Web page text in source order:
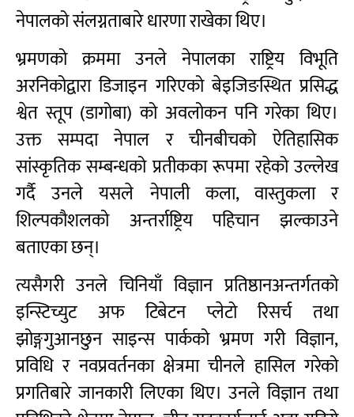
नेपालको संलग्नताबारे धारणा राखेका थिए।
भ्रमणको क्रममा उनले नेपालका राष्ट्रिय विभूति
अरनिकोद्वारा डिजाइन गरिएको बेइजिङस्थित प्रसिद्ध
श्वेत स्तूप (डागोबा) को अवलोकन पनि गरेका थिए।
उक्त सम्पदा नेपाल र चीनबीचको ऐतिहासिक
सांस्कृतिक सम्बन्धको प्रतीकका रूपमा रहेको उल्लेख
गर्दै उनले यसले नेपाली कला, वास्तुकला र
शिल्पकौशलको अन्तर्राष्ट्रिय पहिचान झल्काउने
बताएका छन्।
त्यसैगरी उनले चिनियाँ विज्ञान प्रतिष्ठानअन्तर्गतको
इन्स्टिच्युट अफ टिबेटन प्लेटो रिसर्च तथा
झोङ्गगुआनछुन साइन्स पार्कको भ्रमण गरी विज्ञान,
प्रविधि र नवप्रवर्तनका क्षेत्रमा चीनले हासिल गरेको
प्रगतिबारे जानकारी लिएका थिए। उनले विज्ञान तथा